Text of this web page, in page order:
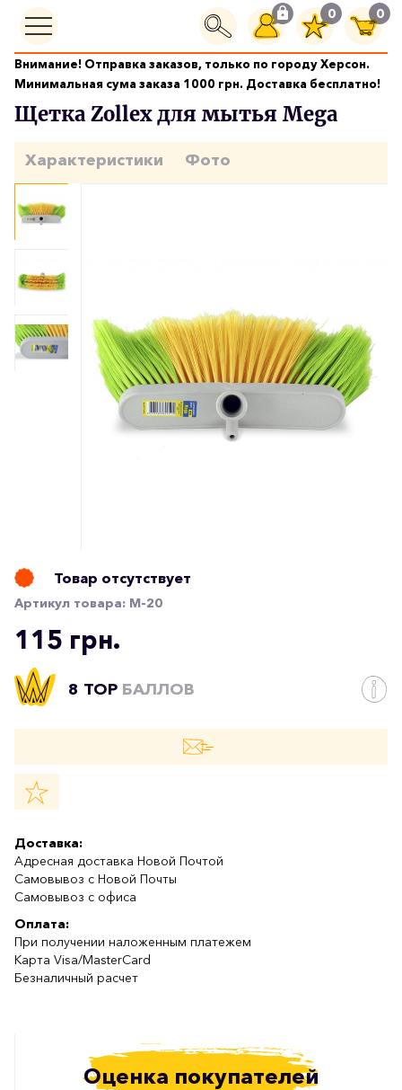
0 0
Внимание! Отправка заказов, только по городу Херсон.
Минимальная сума заказа 1000 грн. Доставка бесплатно!
Щётки Щетка Zollex для мытья Mega
Щетка Zollex для мытья Mega
Характеристики Фото
Товар отсутствует
Артикул товара: M-20
115 грн.
8 TOP БАЛЛОВ
Доставка:
Адресная доставка Новой Почтой
Самовывоз с Новой Почты
Самовывоз с офиса
Оплата:
При получении наложенным платежем
Карта Visa/MasterCard
Безналичный расчет
Оценка покупателей